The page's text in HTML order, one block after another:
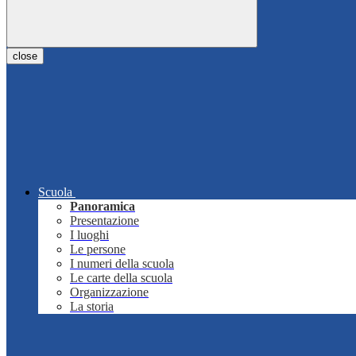
close
Scuola
Panoramica
Presentazione
I luoghi
Le persone
I numeri della scuola
Le carte della scuola
Organizzazione
La storia